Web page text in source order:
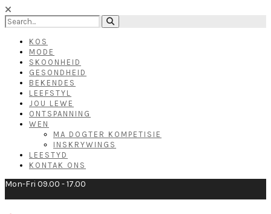
KOS
MODE
SKOONHEID
GESONDHEID
BEKENDES
LEEFSTYL
JOU LEWE
ONTSPANNING
WEN
MA DOGTER KOMPETISIE
INSKRYWINGS
LEESTYD
KONTAK ONS
Mon-Fri 09.00 - 17.00